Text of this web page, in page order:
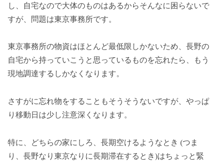
し、自宅なので大体のものはあるからそんなに困らないで
すが、問題は東京事務所です。
東京事務所の物資はほとんど最低限しかないため、長野の
自宅から持っていこうと思っているものを忘れたら、もう
現地調達するしかなくなります。
さすがに忘れ物をすることもそうそうないですが、やっぱ
り移動日は少し注意深くなります。
特に、どちらの家にしろ、長期空けるようなとき (つま
り、長野なり東京なりに長期滞在するとき)はちょっと緊